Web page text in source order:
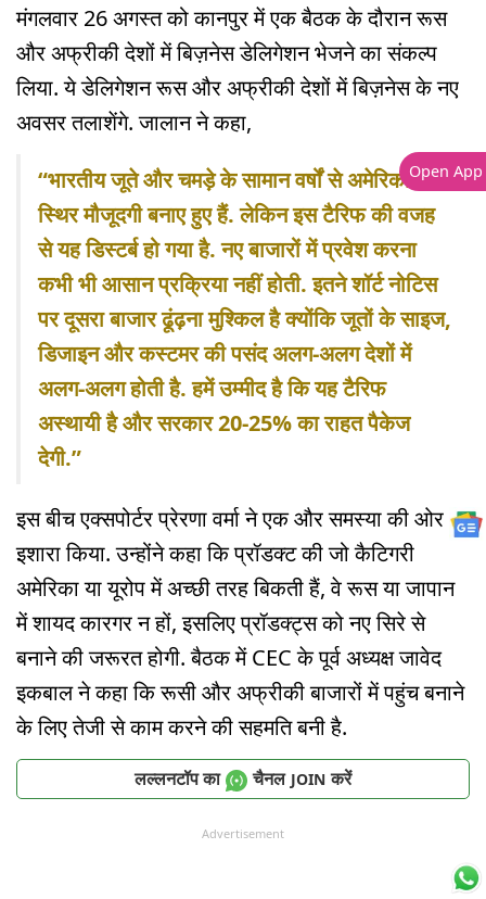
मंगलवार 26 अगस्त को कानपुर में एक बैठक के दौरान रूस
और अफ्रीकी देशों में बिज़नेस डेलिगेशन भेजने का संकल्प
लिया. ये डेलिगेशन रूस और अफ्रीकी देशों में बिज़नेस के नए
अवसर तलाशेंगे. जालान ने कहा,
“भारतीय जूते और चमड़े के सामान वर्षों से अमेरिका में
स्थिर मौजूदगी बनाए हुए हैं. लेकिन इस टैरिफ की वजह
से यह डिस्टर्ब हो गया है. नए बाजारों में प्रवेश करना
कभी भी आसान प्रक्रिया नहीं होती. इतने शॉर्ट नोटिस
पर दूसरा बाजार ढूंढ़ना मुश्किल है क्योंकि जूतों के साइज,
डिजाइन और कस्टमर की पसंद अलग-अलग देशों में
अलग-अलग होती है. हमें उम्मीद है कि यह टैरिफ
अस्थायी है और सरकार 20-25% का राहत पैकेज
देगी.”
इस बीच एक्सपोर्टर प्रेरणा वर्मा ने एक और समस्या की ओर
इशारा किया. उन्होंने कहा कि प्रॉडक्ट की जो कैटिगरी
अमेरिका या यूरोप में अच्छी तरह बिकती हैं, वे रूस या जापान
में शायद कारगर न हों, इसलिए प्रॉडक्ट्स को नए सिरे से
बनाने की जरूरत होगी. बैठक में CEC के पूर्व अध्यक्ष जावेद
इकबाल ने कहा कि रूसी और अफ्रीकी बाजारों में पहुंच बनाने
के लिए तेजी से काम करने की सहमति बनी है.
लल्लनटॉप का चैनल JOIN करें
Advertisement
Open App